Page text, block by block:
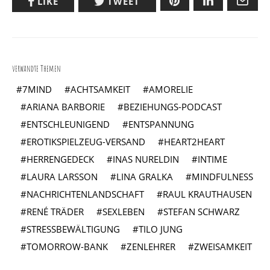
verwandte Themen
7MIND ACHTSAMKEIT
AMORELIE
ARIANA BARBORIE
BEZIEHUNGS-PODCAST
ENTSCHLEUNIGEND
ENTSPANNUNG
EROTIKSPIELZEUG-VERSAND
HEART2HEART
HERRENGEDECK
INAS NURELDIN
INTIME
LAURA LARSSON
LINA GRALKA
MINDFULNESS
NACHRICHTENLANDSCHAFT
RAUL KRAUTHAUSEN
RENÉ TRÄDER
SEXLEBEN
STEFAN SCHWARZ
STRESSBEWÄLTIGUNG
TILO JUNG
TOMORROW-BANK
ZENLEHRER ZWEISAMKEIT